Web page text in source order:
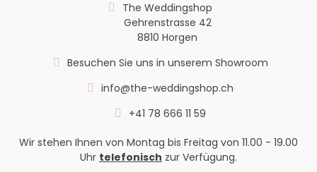
The Weddingshop
Gehrenstrasse 42
8810 Horgen
Besuchen Sie uns in unserem Showroom
info@the-weddingshop.ch
+41 78 666 11 59
Wir stehen Ihnen von Montag bis Freitag von 11.00 - 19.00
Uhr telefonisch zur Verfügung.